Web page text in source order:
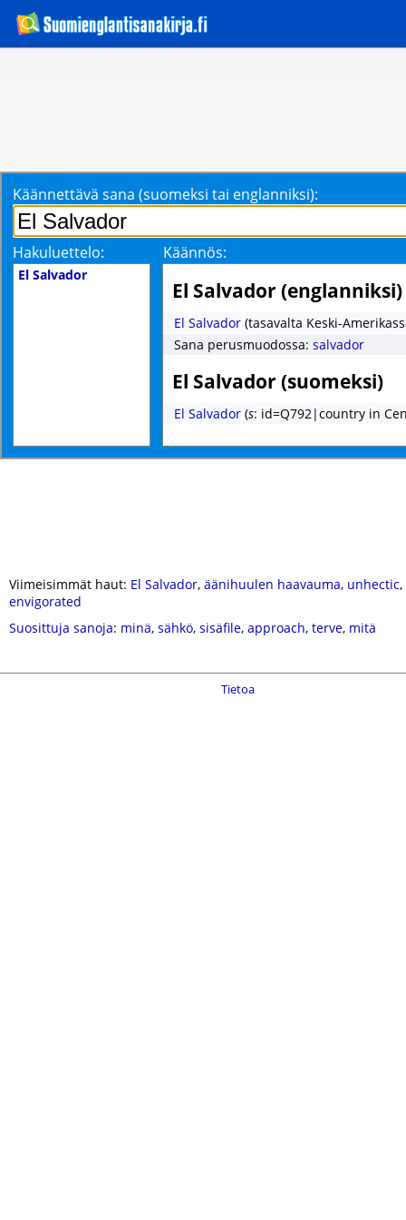
Käännettävä sana (suomeksi tai englanniksi):
Hakuluettelo: Käännös:
El Salvador
El Salvador (englanniksi)
El Salvador (tasavalta Keski-
Sana perusmuodossa: salvador
El Salvador (suomeksi)
El Salvador (s: id=Q792|country in
Viimeisimmät haut: El Salvador, äänihuulen haavauma, unhectic,
envigorated
Suosittuja sanoja: minä, sähkö, sisäfile, approach, terve, mitä
Tietoa